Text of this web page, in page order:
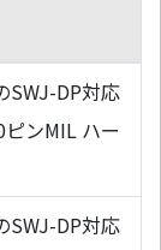
DP対応
ンMIL ハー
DP対応